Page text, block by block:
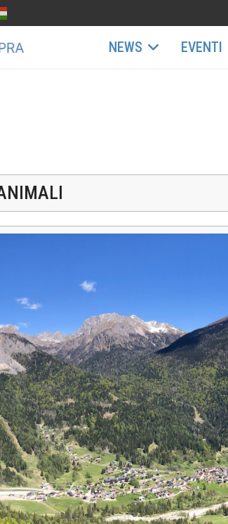
NEWS EVENTI